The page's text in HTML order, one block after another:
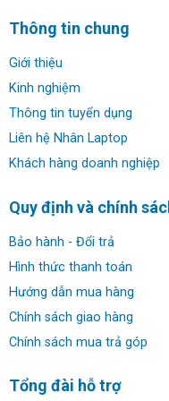
Thiết kế siêu gọn nhẹ:
thu gọn đến như vậy,
Micro không chỉ là một
cùng bạn làm việc ở bất
hoặc bất kỳ nơi nào bạn
Thông tin chung
Giới thiệu
Kinh nghiệm
Thông tin tuyển dụng
Liên hệ Nhân Laptop
Khách hàng doanh nghiệp
Quy định và chính
Bảo hành - Đổi trả
Hình thức thanh toán
Hướng dẫn mua hàng
Chính sách giao hàng
Chính sách mua trả góp
Tổng đài hỗ trợ